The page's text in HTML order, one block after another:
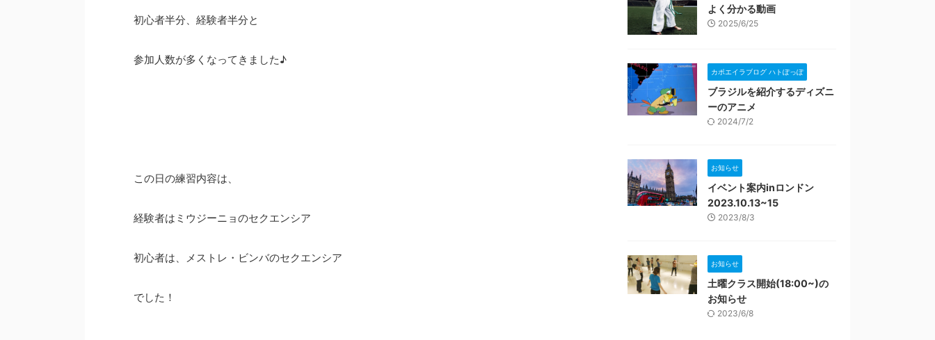
初心者半分、経験者半分と
参加人数が多くなってきました♪
この日の練習内容は、
経験者はミウジーニョのセクエンシア
初心者は、メストレ・ビンバのセクエンシア
でした！
よく分かる動画
2025/6/25
カポエイラブログ ハトぽっぽ
ブラジルを紹介するディズニ
ーのアニメ
2024/7/2
お知らせ
イベント案内inロンドン
2023.10.13~15
2023/8/3
お知らせ
土曜クラス開始(18:00~)の
お知らせ
2023/6/8